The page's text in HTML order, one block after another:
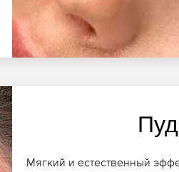
Мягкий и естественный